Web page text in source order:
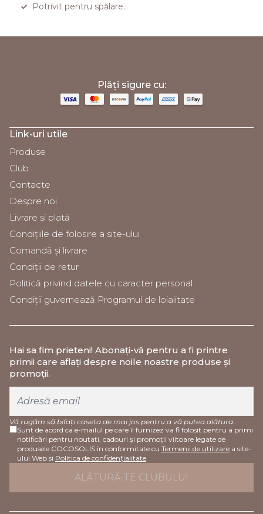
Potrivit pentru spălare.
Plăți sigure cu:
Link-uri utile
Produse
Club
Contacte
Despre noi
Livrare și plată
Condiţiile de folosire a site-ului
Comandă și livrare
Condiții de retur
Politică privind datele cu caracter personal
Condiții guvernează Programul de loialitate
Hai sa fim prieteni! Abonați-vă pentru a fi printre
primii care aflați despre noile noastre produse și
promoții.
Vă rugăm să bifați caseta de mai jos pentru a vă putea alătura..
Sunt de acord ca e-mailul pe care îl furnizez va fi folosit pentru a primi
notificări pentru noutati, cadouri și promoții viitoare legate de
produsele COCOSOLIS în conformitate cu Termenii de utilizare a site-
ului Web si Politica de confidențialitate.